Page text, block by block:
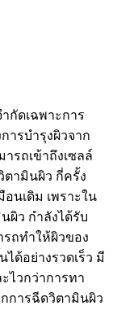
กัดเฉพาะการ
ารบำรุงผิวจาก
รถเข้าถึงเซลล์
ตามินผิว กี่ครั้ง
นเดิม เพราะใน
ผิว กำลังได้รับ
รถทำให้ผิวของ
ด้อย่างรวดเร็ว มี
ไวกว่าการทา
การฉีดวิตามินผิว